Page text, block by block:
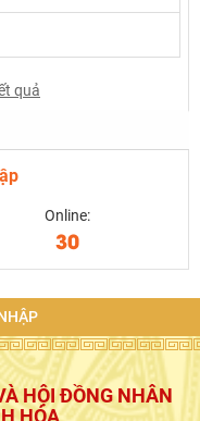
quả
Online:
30
HỘI ĐỒNG NHÂN
HÓA